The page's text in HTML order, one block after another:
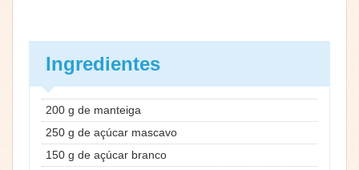
Ingredientes
200 g de manteiga
250 g de açúcar mascavo
150 g de açúcar branco